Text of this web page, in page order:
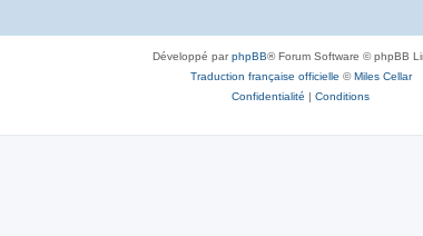
Développé parphpBB® Forum Software © phpBB
Traduction française officielle ©Miles Cellar
Confidentialité | Conditions